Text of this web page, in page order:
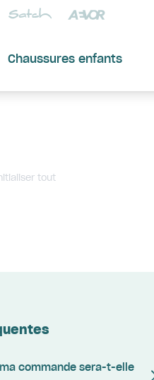
Chaussures enfants
tout
commande sera-t-elle